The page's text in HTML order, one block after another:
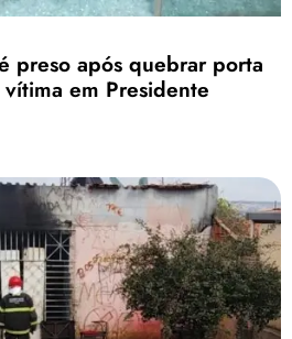
preso após quebrar porta
em Presidente